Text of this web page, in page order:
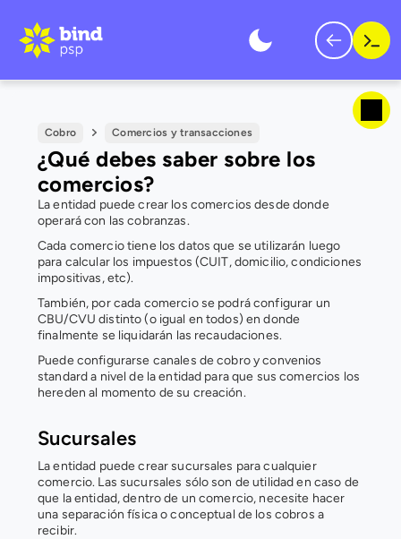
Cobro Comercios y transacciones
¿Qué debes saber sobre los
comercios?
La entidad puede crear los comercios desde donde
operará con las cobranzas.
Cada comercio tiene los datos que se utilizarán luego
para calcular los impuestos (CUIT, domicilio, condiciones
impositivas, etc).
También, por cada comercio se podrá configurar un
CBU/CVU distinto (o igual en todos) en donde
finalmente se liquidarán las recaudaciones.
Puede configurarse canales de cobro y convenios
standard a nivel de la entidad para que sus comercios los
hereden al momento de su creación.
Sucursales
La entidad puede crear sucursales para cualquier
comercio. Las sucursales sólo son de utilidad en caso de
que la entidad, dentro de un comercio, necesite hacer
una separación física o conceptual de los cobros a
recibir.